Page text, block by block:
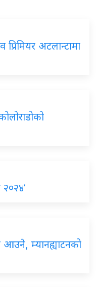
प्रिमियर अटलान्टामा
म्यानह्याटनको